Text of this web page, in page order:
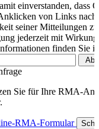
einverstanden, dass
von Links
seiner Mitteilungen
jederzeit mit
finden Sie
Sie für Ihre RMA-
RMA-Formular